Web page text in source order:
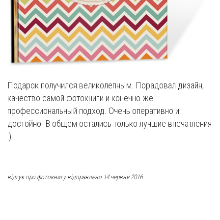
Подарок получился великолепным. Порадовал дизайн,
качество самой фотокниги и конечно же
профессиональный подход. Очень оперативно и
достойно. В общем остались только лучшие впечатления
:)
відгук про фотокнигу відправлено 14 червня 2016